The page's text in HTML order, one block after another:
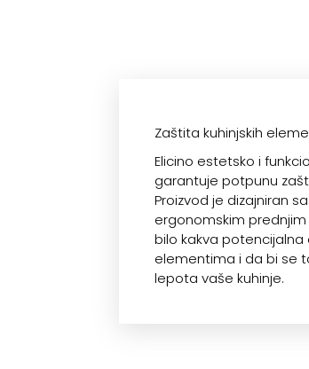
Zaštita kuhinjskih
Elicino estetsko i
garantuje potpunu
Proizvod je dizajniran
ergonomskim prednjim
bilo kakva potencijalna
elementima i da bi se
lepota vaše kuhinje.